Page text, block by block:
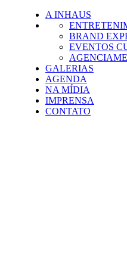
A INHAUS
BRAND
EVENTOS
GALERIAS
AGENDA
NA MÍDIA
IMPRENSA
CONTATO